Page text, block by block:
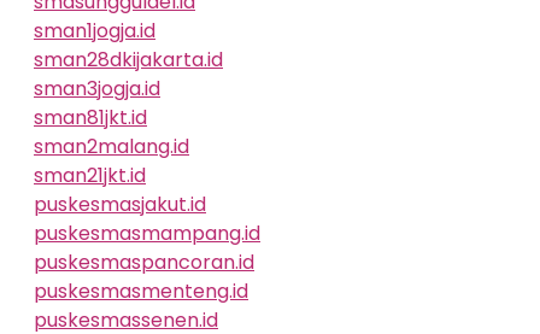
sman1jogja.id
sman28dkijakarta.id
sman3jogja.id
sman81jkt.id
sman2malang.id
sman21jkt.id
puskesmasjakut.id
puskesmasmampang.id
puskesmaspancoran.id
puskesmasmenteng.id
puskesmassenen.id